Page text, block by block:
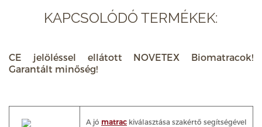
KAPCSOLÓDÓ TERMÉKEK:
CE jelöléssel ellátott NOVETEX Biomatracok!
Garantált minőség!
A jó matrac kiválasztása szakértő segítségével